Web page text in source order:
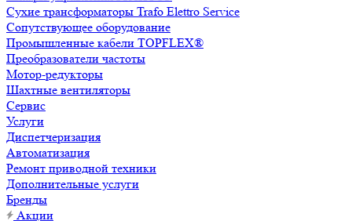
Сухие трансформаторы Trafo Elettro Service
Сопутствующее оборудование
Промышленные кабели TOPFLEX®
Преобразователи частоты
Мотор-редукторы
Шахтные вентиляторы
Сервис
Услуги
Диспетчеризация
Автоматизация
Ремонт приводной техники
Дополнительные услуги
Бренды
Акции